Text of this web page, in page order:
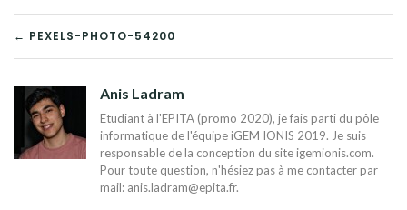
NAVIGATION
DE
L’ARTICLE
← PEXELS-PHOTO-54200
Anis Ladram
Etudiant à l'EPITA (promo 2020), je fais parti du pôle
informatique de l'équipe iGEM IONIS 2019. Je suis
responsable de la conception du site igemionis.com.
Pour toute question, n'hésiez pas à me contacter par
mail: anis.ladram@epita.fr.